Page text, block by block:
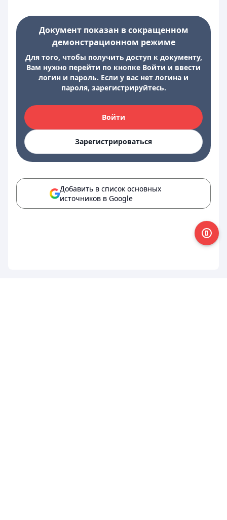
Документ показан в сокращенном
демонстрационном режиме
Для того, чтобы получить доступ к документу,
Вам нужно перейти по кнопке Войти и ввести
логин и пароль. Если у вас нет логина и
пароля, зарегистрируйтесь.
Войти
Зарегистрироваться
Добавить в список основных
источников в Google